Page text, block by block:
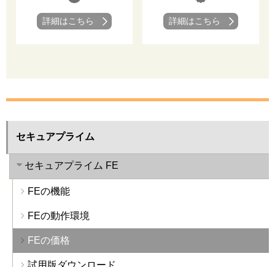
詳細はこちら 詳細はこちら
セキュアプライム
セキュアプライム FE
FEの機能
FEの動作環境
FEの価格
試用版ダウンロード